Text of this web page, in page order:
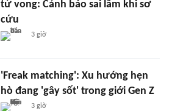
tử vong: Cảnh báo sai lầm khi sơ
cứu
3 giờ
'Freak matching': Xu hướng hẹn
hò đang 'gây sốt' trong giới Gen Z
3 giờ